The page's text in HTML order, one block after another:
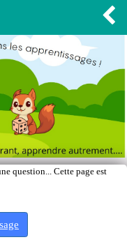
question... Cette page est